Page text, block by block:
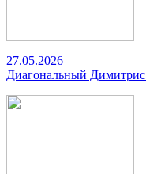
27.05.2026
Диагональный